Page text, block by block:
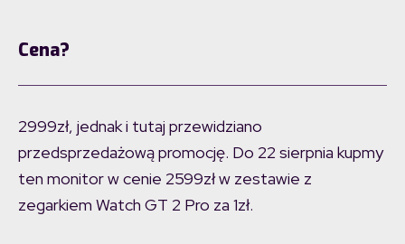
Cena?
2999zł, jednak i tutaj przewidziano
przedsprzedażową promocję. Do 22 sierpnia kupmy
ten monitor w cenie 2599zł w zestawie z
zegarkiem Watch GT 2 Pro za 1zł.